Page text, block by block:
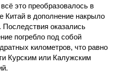
это преобразовалось в
Китай в дополнение накрыло
оказались
погребло под собой
километров, что равно
Курским или Калужским